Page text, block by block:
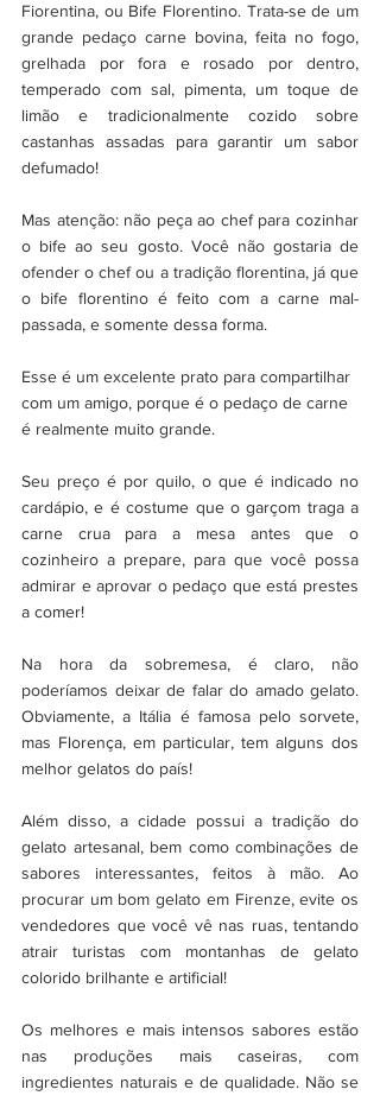
Fiorentina, ou Bife Florentino. Trata-se de um
grande pedaço carne bovina, feita no fogo,
grelhada por fora e rosado por dentro,
temperado com sal, pimenta, um toque de
limão e tradicionalmente cozido sobre
castanhas assadas para garantir um sabor
defumado!
Mas atenção: não peça ao chef para cozinhar
o bife ao seu gosto. Você não gostaria de
ofender o chef ou a tradição florentina, já que
o bife florentino é feito com a carne mal-
passada, e somente dessa forma.
Esse é um excelente prato para compartilhar
com um amigo, porque é o pedaço de carne
é realmente muito grande.
Seu preço é por quilo, o que é indicado no
cardápio, e é costume que o garçom traga a
carne crua para a mesa antes que o
cozinheiro a prepare, para que você possa
admirar e aprovar o pedaço que está prestes
a comer!
Na hora da sobremesa, é claro, não
poderíamos deixar de falar do amado gelato.
Obviamente, a Itália é famosa pelo sorvete,
mas Florença, em particular, tem alguns dos
melhor gelatos do país!
Além disso, a cidade possui a tradição do
gelato artesanal, bem como combinações de
sabores interessantes, feitos à mão. Ao
procurar um bom gelato em Firenze, evite os
vendedores que você vê nas ruas, tentando
atrair turistas com montanhas de gelato
colorido brilhante e artificial!
Os melhores e mais intensos sabores estão
nas produções mais caseiras, com
ingredientes naturais e de qualidade. Não se